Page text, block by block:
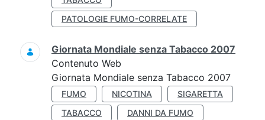
PATOLOGIE FUMO-CORRELATE
Giornata Mondiale senza Tabacco 2007
Contenuto Web
Giornata Mondiale senza Tabacco 2007
FUMO NICOTINA
SIGARETTA
TABACCO
DANNI DA FUMO